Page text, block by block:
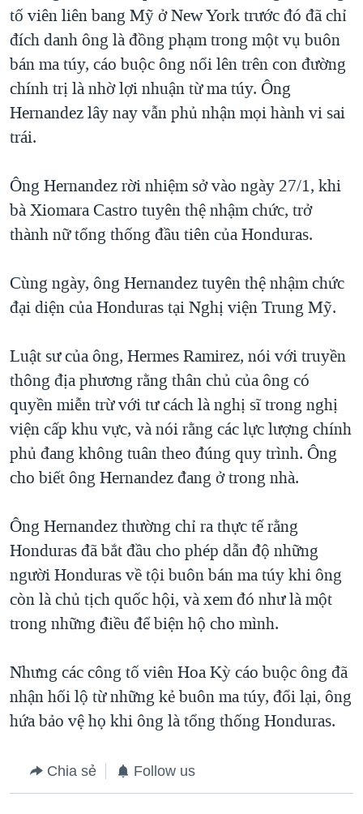
tố viên liên bang Mỹ ở New York trước đó đã chỉ
đích danh ông là đồng phạm trong một vụ buôn
bán ma túy, cáo buộc ông nổi lên trên con đường
chính trị là nhờ lợi nhuận từ ma túy. Ông
Hernandez lây nay vẫn phủ nhận mọi hành vi sai
trái.
Ông Hernandez rời nhiệm sở vào ngày 27/1, khi
bà Xiomara Castro tuyên thệ nhậm chức, trở
thành nữ tổng thống đầu tiên của Honduras.
Cùng ngày, ông Hernandez tuyên thệ nhậm chức
đại diện của Honduras tại Nghị viện Trung Mỹ.
Luật sư của ông, Hermes Ramirez, nói với truyền
thông địa phương rằng thân chủ của ông có
quyền miễn trừ với tư cách là nghị sĩ trong nghị
viện cấp khu vực, và nói rằng các lực lượng chính
phủ đang không tuân theo đúng quy trình. Ông
cho biết ông Hernandez đang ở trong nhà.
Ông Hernandez thường chỉ ra thực tế rằng
Honduras đã bắt đầu cho phép dẫn độ những
người Honduras về tội buôn bán ma túy khi ông
còn là chủ tịch quốc hội, và xem đó như là một
trong những điều để biện hộ cho mình.
Nhưng các công tố viên Hoa Kỳ cáo buộc ông đã
nhận hối lộ từ những kẻ buôn ma túy, đổi lại, ông
hứa bảo vệ họ khi ông là tổng thống Honduras.
Chia sẻ Follow us